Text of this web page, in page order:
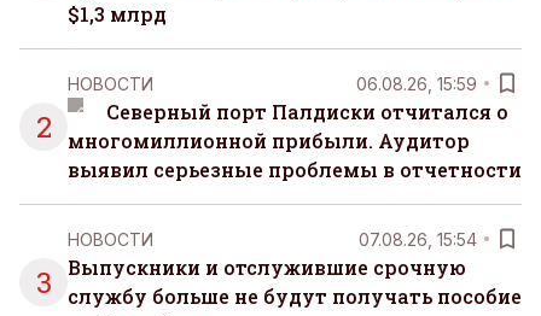
$1,3 млрд
2
НОВОСТИ 06.08.26, 15:59
Северный порт Палдиски отчитался о
многомиллионной прибыли. Аудитор
выявил серьезные проблемы в отчетности
3
НОВОСТИ 07.08.26, 15:54
Выпускники и отслужившие срочную
службу больше не будут получать пособие